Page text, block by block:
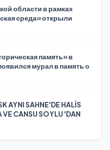
области в рамках
среда» открыли
память» в
мурал в память о
AYNI SAHNE'DE HALİS
CANSU SOYLU 'DAN